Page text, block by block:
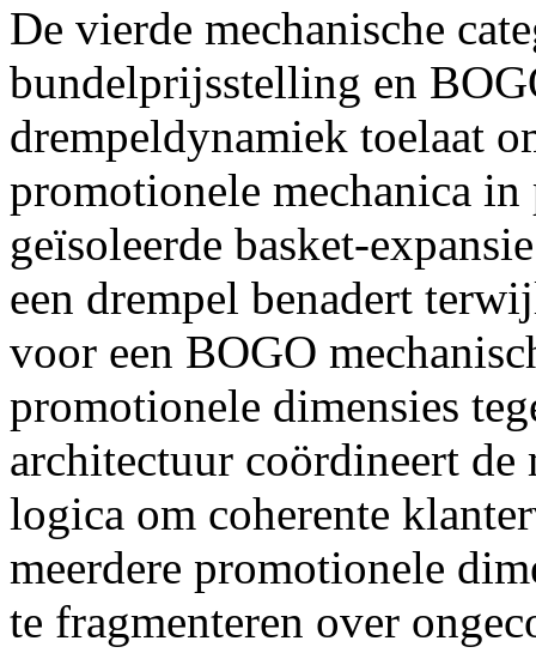
De vierde mechanische
bundelprijsstelling en
drempeldynamiek toelaat
promotionele mechanica in
geïsoleerde basket-
een drempel benadert
voor een BOGO
promotionele dimensies
architectuur coördineert de
logica om coherente
meerdere promotionele
te fragmenteren over